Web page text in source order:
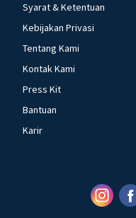
Syarat & Ketentuan
Kebijakan Privasi
Tentang Kami
Kontak Kami
Press Kit
Bantuan
Karir